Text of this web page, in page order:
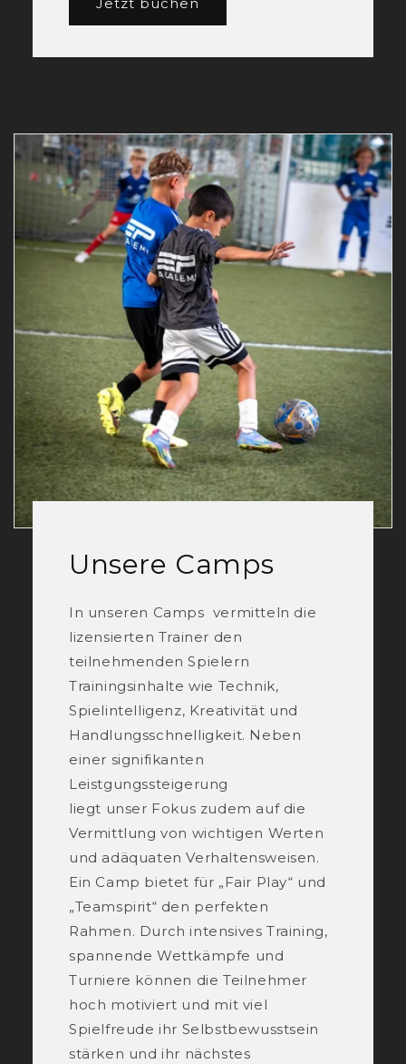
Unsere Camps
In unseren Camps vermitteln die
lizensierten Trainer den
teilnehmenden Spielern
Trainingsinhalte wie Technik,
Spielintelligenz, Kreativität und
Handlungsschnelligkeit. Neben
einer signifikanten
Leistgungssteigerung
liegt unser Fokus zudem auf die
Vermittlung von wichtigen Werten
und adäquaten Verhaltensweisen.
Ein Camp bietet für „Fair Play“ und
„Teamspirit“ den perfekten
Rahmen. Durch intensives Training,
spannende Wettkämpfe und
Turniere können die Teilnehmer
hoch motiviert und mit viel
Spielfreude ihr Selbstbewusstsein
stärken und ihr nächstes